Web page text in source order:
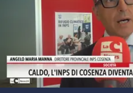
Editoriali
Ambiente